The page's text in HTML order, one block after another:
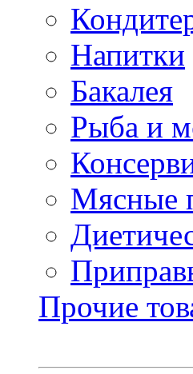
Напитки
Бакалея
Рыба и
Мясные
Прочие